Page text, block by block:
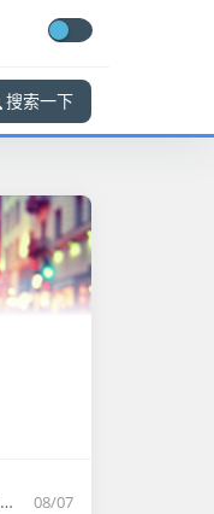
搜索一下
08/07